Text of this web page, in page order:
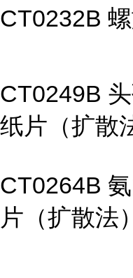
CT0232B
CT0249B
纸片（扩散
CT0264B
片（扩散法